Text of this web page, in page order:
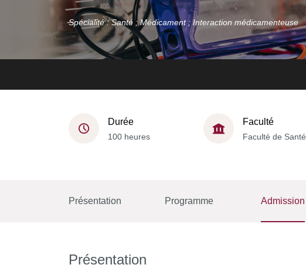
Spécialité : Santé ; Médicament ; Interaction médicamenteuse
Durée
100 heures
Faculté
Faculté de Santé
Présentation Programme Admission
Présentation